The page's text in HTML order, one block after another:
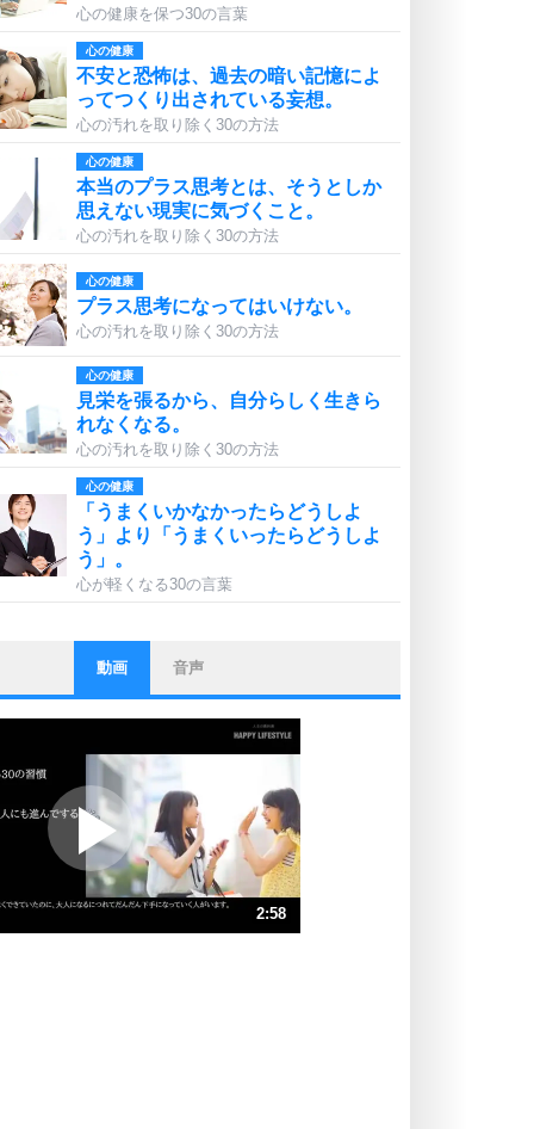
心の健康を保つ30の言葉
心の健康
不安と恐怖は、過去の暗い記憶によ
ってつくり出されている妄想。
心の汚れを取り除く30の方法
心の健康
本当のプラス思考とは、そうとしか
思えない現実に気づくこと。
心の汚れを取り除く30の方法
心の健康
プラス思考になってはいけない。
心の汚れを取り除く30の方法
心の健康
見栄を張るから、自分らしく生きら
れなくなる。
心の汚れを取り除く30の方法
心の健康
「うまくいかなかったらどうしよ
う」より「うまくいったらどうしよ
う」。
心が軽くなる30の言葉
ストレス対策
他人と比べない。
いっそのこと、他人を見ない。
プラス思考
ポジティブになれない原因は、行動
しないから。
ポジティブ思考になる30の方法
ストレス対策
動画 音声
2:58